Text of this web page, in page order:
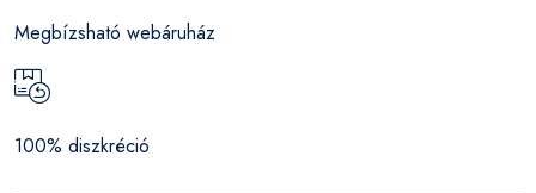
Megbízsható webáruház
100% diszkréció